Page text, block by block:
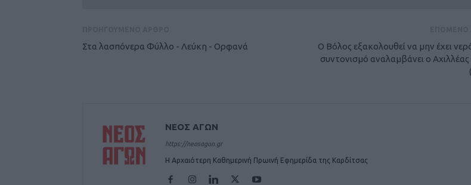
Στα λασπόνερα Φύλλο - Λεύκη - Ορφανά
Ο Βόλος εξακολουθεί να μην έχει
συντονισμό αναλαμβάνει ο
ΝΕΟΣ ΑΓΩΝ
https://neosagon.gr
Η Αρχαιότερη Καθημερινή Πρωινή Εφημερίδα της Καρδίτσας